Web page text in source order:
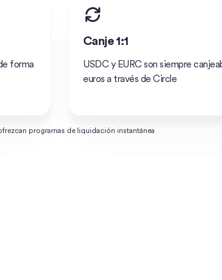
forma
Canje 1:1
USDC y EURC son siempre
euros a través de Circle
programas de liquidación instantánea